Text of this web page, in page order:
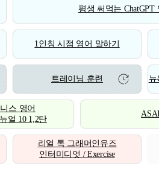
평생 써먹는 ChatGPT
1인칭 시점 영어 말하기
트레이닝 훈련 뉴
스 영어
얼 10 1,2탄
리얼 톡 그래머인유즈
인터미디엇 / Exercise